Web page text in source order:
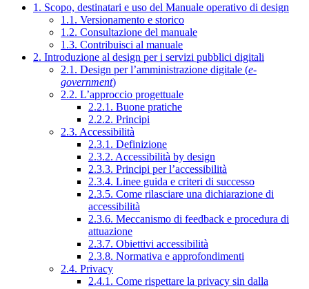
1. Scopo, destinatari e uso del Manuale operativo di design
1.1. Versionamento e storico
1.2. Consultazione del manuale
1.3. Contribuisci al manuale
2. Introduzione al design per i servizi pubblici digitali
2.1. Design per l’amministrazione digitale (e-
government)
2.2. L’approccio progettuale
2.2.1. Buone pratiche
2.2.2. Principi
2.3. Accessibilità
2.3.1. Definizione
2.3.2. Accessibilità by design
2.3.3. Principi per l’accessibilità
2.3.4. Linee guida e criteri di successo
2.3.5. Come rilasciare una dichiarazione di
accessibilità
2.3.6. Meccanismo di feedback e procedura di
attuazione
2.3.7. Obiettivi accessibilità
2.3.8. Normativa e approfondimenti
2.4. Privacy
2.4.1. Come rispettare la privacy sin dalla